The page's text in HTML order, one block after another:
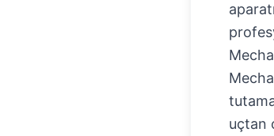
uçtan